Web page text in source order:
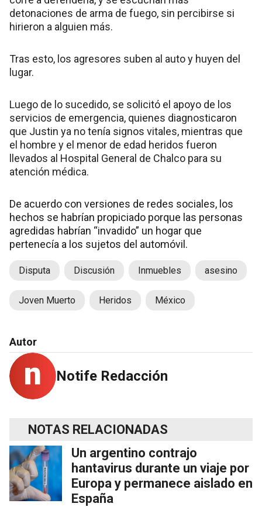
detonaciones de arma de fuego, sin percibirse si
hirieron a alguien más.
Tras esto, los agresores suben al auto y huyen del
lugar.
Luego de lo sucedido, se solicitó el apoyo de los
servicios de emergencia, quienes diagnosticaron
que Justin ya no tenía signos vitales, mientras que
el hombre y el menor de edad heridos fueron
llevados al Hospital General de Chalco para su
atención médica.
De acuerdo con versiones de redes sociales, los
hechos se habrían propiciado porque las personas
agredidas habrían “invadido” un hogar que
pertenecía a los sujetos del automóvil.
Disputa Discusión Inmuebles asesino
Joven Muerto Heridos México
Autor
Notife Redacción
NOTAS RELACIONADAS
Un argentino contrajo
hantavirus durante un viaje por
Europa y permanece aislado en
España